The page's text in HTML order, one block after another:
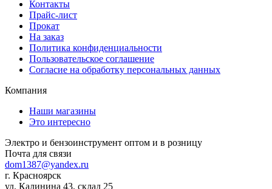
Контакты
Прайс-лист
Прокат
На заказ
Политика конфиденциальности
Пользовательское соглашение
Согласие на обработку персональных данных
Компания
Наши магазины
Это интересно
Электро и бензоинструмент оптом и в розницу
Почта для связи
dom1387@yandex.ru
г. Красноярск
ул. Калинина 43, склад 25